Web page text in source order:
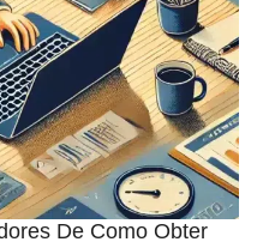
De Como Obter